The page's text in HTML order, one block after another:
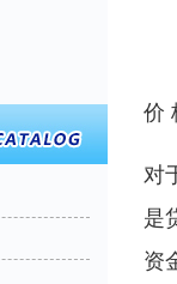
价
对
是
资